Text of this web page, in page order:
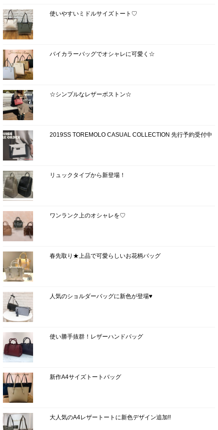
使いやすいミドルサイズトート♡
バイカラーバッグでオシャレに可愛く☆
☆シンプルなレザーボストン☆
2019SS TOREMOLO CASUAL COLLECTION 先行予約受付中
リュックタイプから新登場！
ワンランク上のオシャレを♡
春先取り★上品で可愛らしいお花柄バッグ
人気のショルダーバッグに新色が登場♥
使い勝手抜群！レザーハンドバッグ
新作A4サイズトートバッグ
大人気のA4レザートートに新色デザイン追加!!